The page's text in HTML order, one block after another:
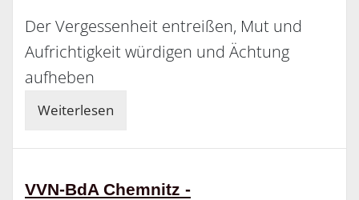
Der Vergessenheit entreißen, Mut und
Aufrichtigkeit würdigen und Ächtung
aufheben
Weiterlesen
VVN-BdA Chemnitz -